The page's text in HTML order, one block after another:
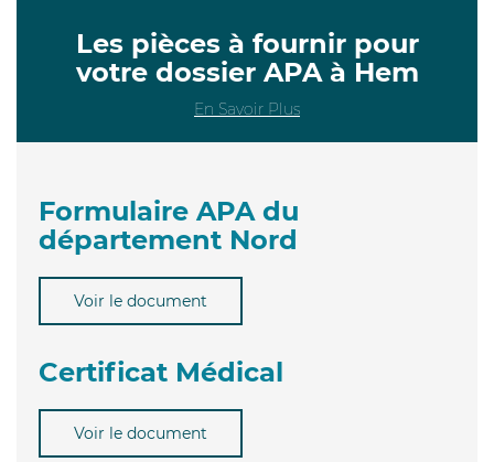
Les pièces à fournir pour
votre dossier APA à Hem
En Savoir Plus
Formulaire APA du
département Nord
Voir le document
Certificat Médical
Voir le document